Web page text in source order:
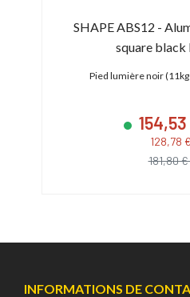
SHAPE ABS12 -
square black
Pied lumière noir
128,78
181,80 €
INFORMATIONS DE